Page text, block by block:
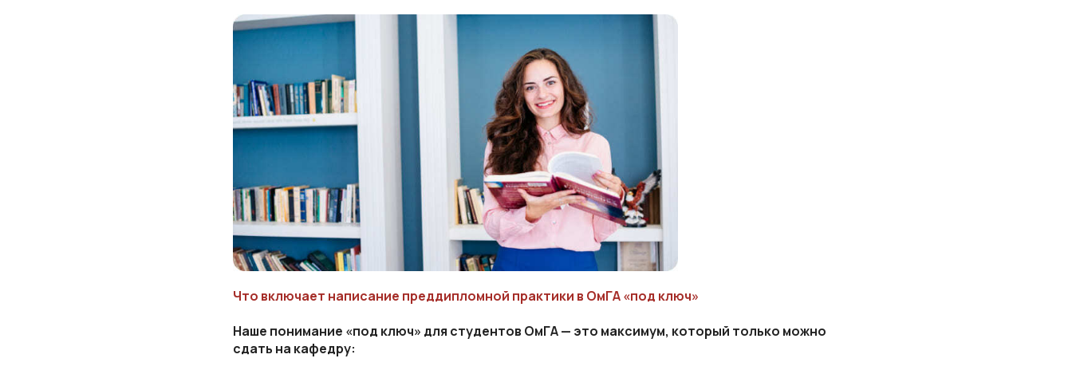
Что включает написание преддипломной практики в ОмГА «под ключ»
Наше понимание «под ключ» для студентов ОмГА — это максимум, который только можно
сдать на кафедру: